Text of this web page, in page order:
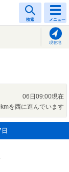
検索 メニュー
現在地
06日09:00現在
を西に進んでいます